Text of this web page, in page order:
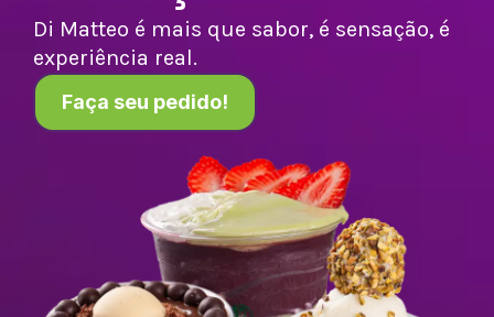
Di Matteo é mais que sabor, é sensação, é
experiência real.
Faça seu pedido!